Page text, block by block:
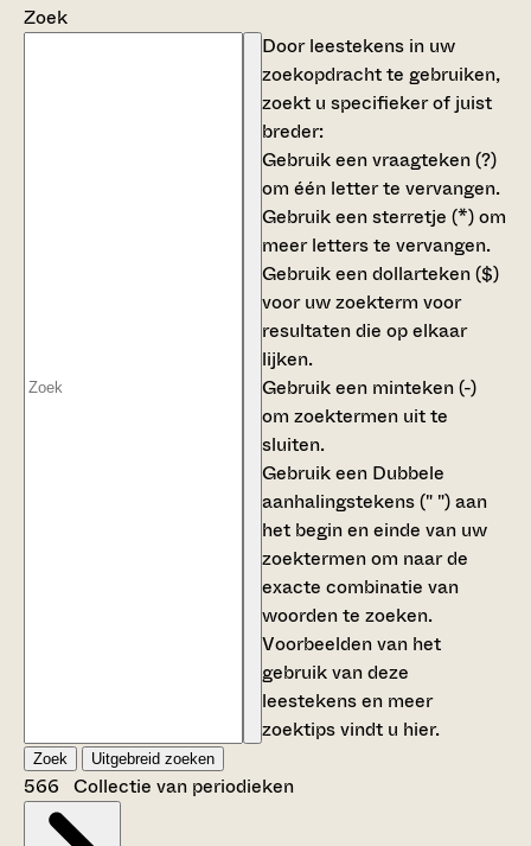
Zoek
Door leestekens in uw
zoekopdracht te gebruiken,
zoekt u specifieker of juist
breder:
Gebruik eenvraagteken (?)
om één letter te vervangen.
Gebruik eensterretje (*)om
meer letters te vervangen.
Gebruik eendollarteken ($)
voor uw zoekterm voor
resultaten die op elkaar
lijken.
Gebruik een minteken (-)
om zoektermen uit te
sluiten.
Gebruik een Dubbele
aanhalingstekens (" ")aan
het begin en einde van uw
zoektermen om naar de
exacte combinatie van
woorden te zoeken.
Voorbeelden van het
gebruik van deze
leestekens en meer
zoektips vindt u hier.
Zoek Uitgebreid zoeken
566 Collectie van periodieken